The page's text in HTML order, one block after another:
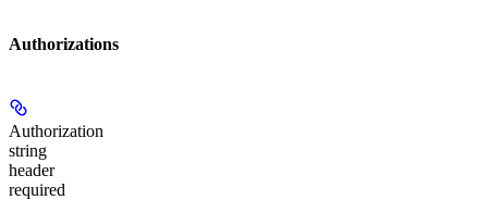
Authorizations
Authorization
string
header
required